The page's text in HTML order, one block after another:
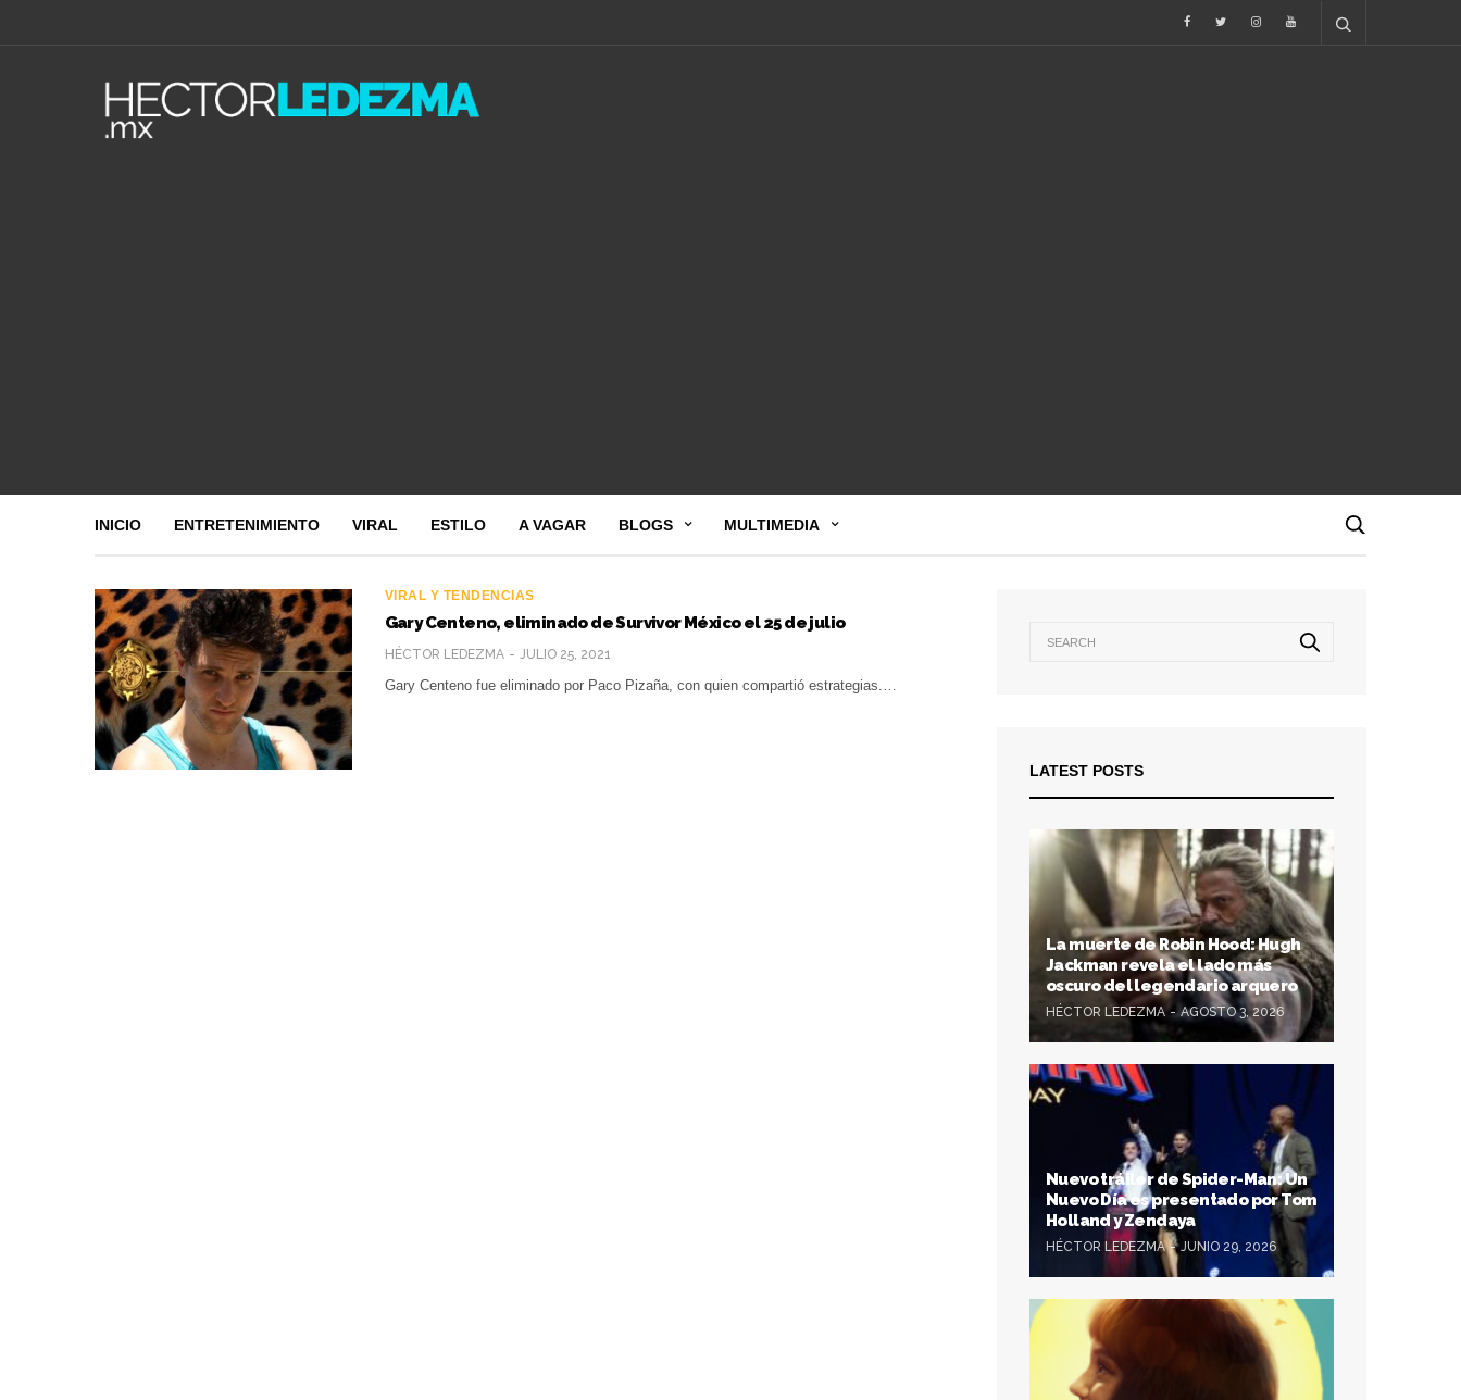
INICIO ENTRETENIMIENTO VIRAL ESTILO A VAGAR BLOGS MULTIMEDIA
VIRAL Y TENDENCIAS
Gary Centeno, eliminado de Survivor México el 25 de julio
HÉCTOR LEDEZMA JULIO 25, 2021
Gary Centeno fue eliminado por Paco Pizaña, con quien compartió estrategias.…
LATEST POSTS
La muerte de Robin Hood: Hugh
Jackman revela el lado más
oscuro del legendario arquero
HÉCTOR LEDEZMA AGOSTO 3, 2026
Nuevo tráiler de Spider-Man: Un
Nuevo Día es presentado por Tom
Holland y Zendaya
HÉCTOR LEDEZMA JUNIO 29, 2026